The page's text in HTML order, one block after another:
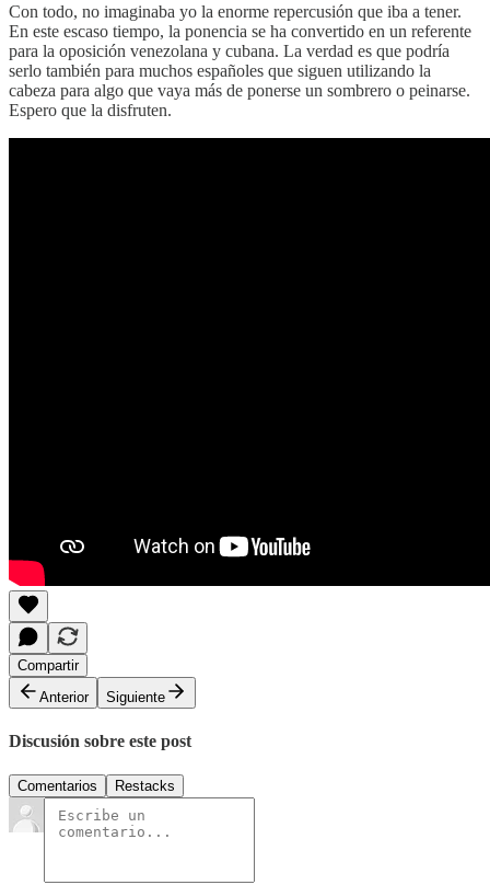
​Con todo, no imaginaba yo la enorme repercusión que iba a tener.
En este escaso tiempo, la ponencia se ha convertido en un referente
para la oposición venezolana y cubana. La verdad es que podría
serlo también para muchos españoles que siguen utilizando la
cabeza para algo que vaya más de ponerse un sombrero o peinarse.
Espero que la disfruten.
Compartir
Anterior
Siguiente
Discusión sobre este post
Comentarios Restacks